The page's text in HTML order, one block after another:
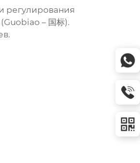
регулирования
– 国标).